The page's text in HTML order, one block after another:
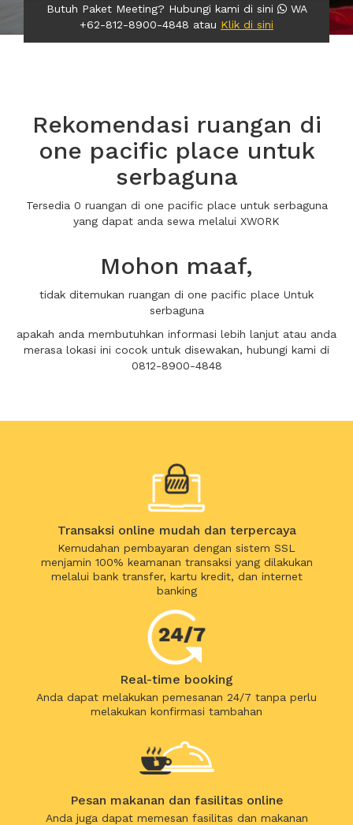
Butuh Paket Meeting? Hubungi kami di sini
WA
+62-812-8900-4848 atau Klik di sini
Rekomendasi ruangan di
one pacific place untuk
serbaguna
Tersedia 0 ruangan di one pacific place untuk serbaguna
yang dapat anda sewa melalui XWORK
Mohon maaf,
tidak ditemukan ruangan di one pacific place Untuk
serbaguna
apakah anda membutuhkan informasi lebih lanjut atau anda
merasa lokasi ini cocok untuk disewakan, hubungi kami di
0812-8900-4848
Transaksi online mudah dan terpercaya
Kemudahan pembayaran dengan sistem SSL
menjamin 100% keamanan transaksi yang dilakukan
melalui bank transfer, kartu kredit, dan internet
banking
Real-time booking
Anda dapat melakukan pemesanan 24/7 tanpa perlu
melakukan konfirmasi tambahan
Pesan makanan dan fasilitas online
Anda juga dapat memesan fasilitas dan makanan